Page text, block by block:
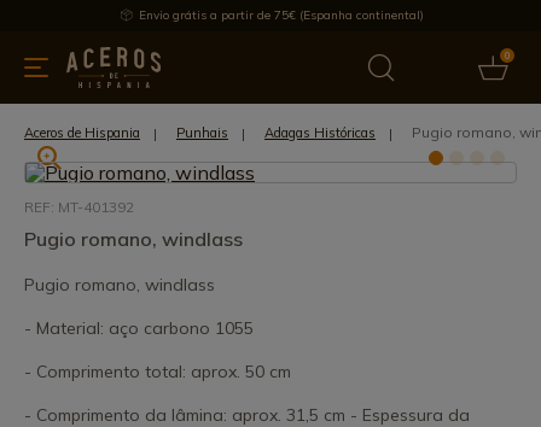
Envio grátis a partir de 75€ (Espanha continental)
0
& Utensílios de cozinha Oferece Últimas notícias
Aceros de Hispania Punhais Adagas Históricas Pugio romano,
REF: MT-401392
Pugio romano, windlass
Pugio romano, windlass
- Material: aço carbono 1055
- Comprimento total: aprox. 50 cm
- Comprimento da lâmina: aprox. 31,5 cm - Espessura da